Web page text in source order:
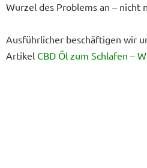
Wurzel des Problems an – nicht
Ausführlicher beschäftigen wir
Artikel CBD Öl zum Schlafen –